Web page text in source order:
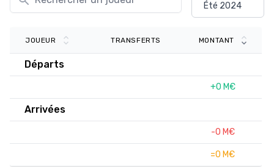
Été 2024
JOUEUR TRANSFERTS MONTANT
Départs
+0 M€
Arrivées
-0 M€
=0 M€